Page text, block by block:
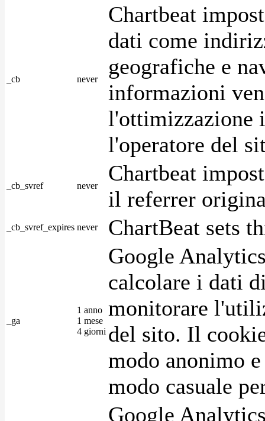
_cb never
Chartbeat
dati come
geografiche e
informazioni
l'ottimizzazione
l'operatore del
_cb_svref never
Chartbeat
il referrer
_cb_svref_expires never ChartBeat sets
_ga
1 anno
1 mese
4 giorni
Google
calcolare i dati
monitorare
del sito. Il
modo anonimo
modo casuale
Google